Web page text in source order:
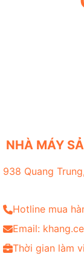
NHÀ MÁY
938 Quang
Hotline mua
Email:
Thời gian làm